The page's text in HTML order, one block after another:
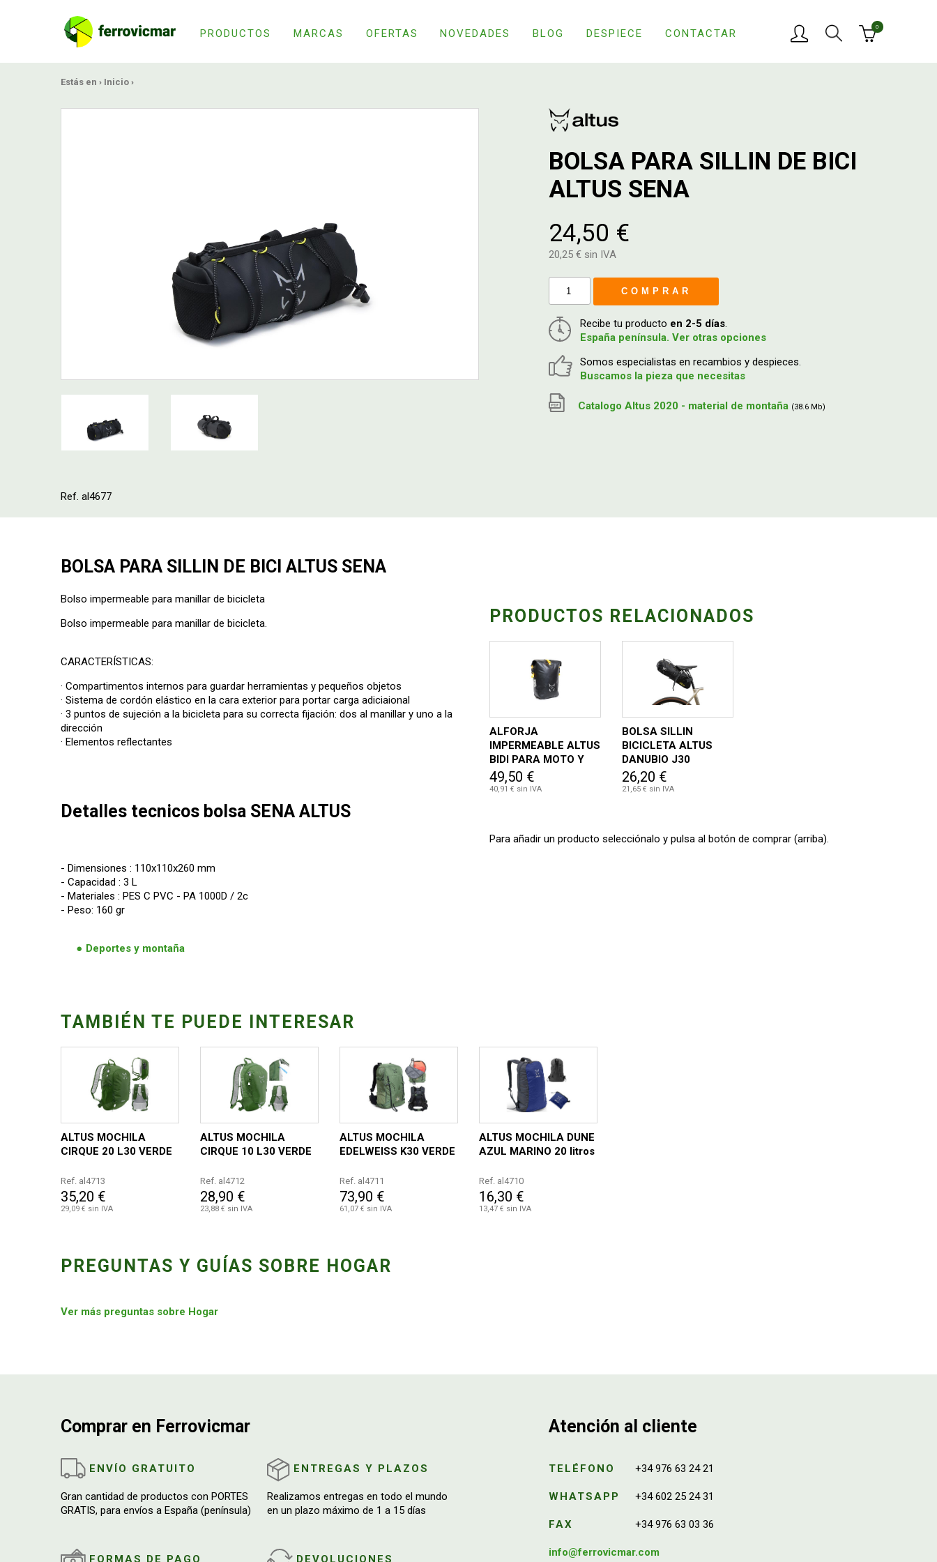
PRODUCTOS MARCAS OFERTAS NOVEDADES BLOG DESPIECE CONTACTAR
0
Estás en › Inicio ›
Ref. al4677
BOLSA PARA SILLIN DE BICI
ALTUS SENA
24,50 €
20,25 € sin IVA
COMPRAR
Recibe tu producto en 2-5 días.
España península. Ver otras opciones
Somos especialistas en recambios y despieces.
Buscamos la pieza que necesitas
Catalogo Altus 2020 - material de montaña (38.6 Mb)
BOLSA PARA SILLIN DE BICI ALTUS SENA
Bolso impermeable para manillar de bicicleta
Bolso impermeable para manillar de bicicleta.
CARACTERÍSTICAS:
· Compartimentos internos para guardar herramientas y pequeños objetos
· Sistema de cordón elástico en la cara exterior para portar carga adiciaional
· 3 puntos de sujeción a la bicicleta para su correcta fijación: dos al manillar y uno a la
dirección
· Elementos reflectantes
Detalles tecnicos bolsa SENA ALTUS
- Dimensiones : 110x110x260 mm
- Capacidad : 3 L
- Materiales : PES C PVC - PA 1000D / 2c
- Peso: 160 gr
Deportes y montaña
PRODUCTOS RELACIONADOS
ALFORJA
IMPERMEABLE ALTUS
BIDI PARA MOTO Y
BICI
49,50 €
40,91 € sin IVA
BOLSA SILLIN
BICICLETA ALTUS
DANUBIO J30
26,20 €
21,65 € sin IVA
Para añadir un producto selecciónalo y pulsa al botón de comprar (arriba).
TAMBIÉN TE PUEDE INTERESAR
ALTUS MOCHILA
CIRQUE 20 L30 VERDE
Ref. al4713
35,20 €
29,09 € sin IVA
ALTUS MOCHILA
CIRQUE 10 L30 VERDE
Ref. al4712
28,90 €
23,88 € sin IVA
ALTUS MOCHILA
EDELWEISS K30 VERDE
Ref. al4711
73,90 €
61,07 € sin IVA
ALTUS MOCHILA DUNE
AZUL MARINO 20 litros
Ref. al4710
16,30 €
13,47 € sin IVA
PREGUNTAS Y GUÍAS SOBRE HOGAR
Ver más preguntas sobre Hogar
Comprar en Ferrovicmar
ENVÍO GRATUITO
Gran cantidad de productos con PORTES
GRATIS, para envíos a España (península)
ENTREGAS Y PLAZOS
Realizamos entregas en todo el mundo
en un plazo máximo de 1 a 15 días
FORMAS DE PAGO DEVOLUCIONES
Atención al cliente
TELÉFONO +34 976 63 24 21
WHATSAPP +34 602 25 24 31
FAX +34 976 63 03 36
info@ferrovicmar.com